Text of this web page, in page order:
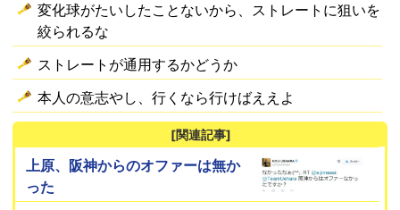
変化球がたいしたことないから、ストレートに狙いを
絞られるな
ストレートが通用するかどうか
本人の意志やし、行くなら行けばええよ
[関連記事]
上原、阪神からのオファーは無か
った